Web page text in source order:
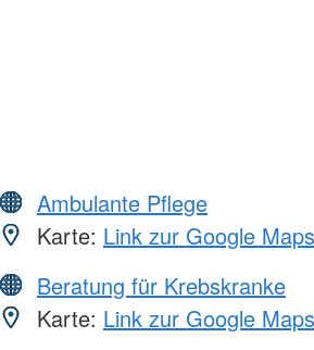
Ambulante Pflege
Karte: Link zur Google
Beratung für Krebskranke
Karte: Link zur Google